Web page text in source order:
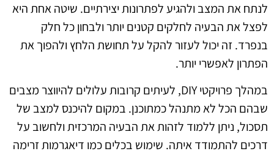
לנתח את המצב ולהגיע לפתרונות יצירתיים. שיטה אחת היא
לפצל את הבעיה לחלקים קטנים יותר ולבחון כל חלק
בנפרד. זה יכול לעזור להקל על תחושת הלחץ ולהפוך את
הפתרון לאפשרי יותר.
במהלך פרויקטי DIY, לעיתים קרובות עלולים להיווצר מצבים
שבהם הכל לא מתנהל כמתוכנן. במקום להיכנס למצב של
תסכול, ניתן ללמוד לזהות את הבעיה המרכזית ולחשוב על
דרכים להתמודד איתה. שימוש בכלים כמו דיאגרמות זרימה